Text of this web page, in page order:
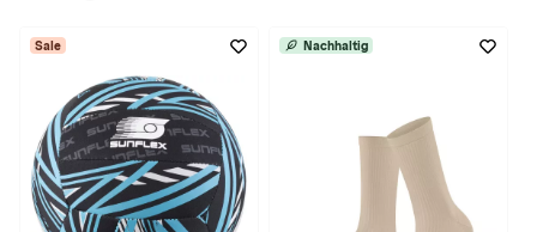
Sale Nachhaltig